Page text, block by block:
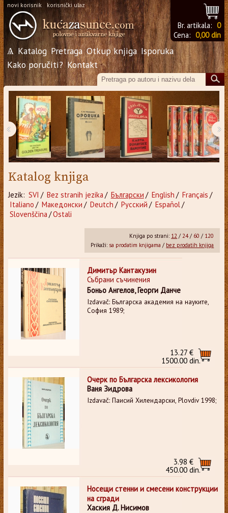
novi korisnik korisnički ulaz
Br. artikala: 0
Cena: 0,00 din
Ѧ Katalog Pretraga Otkup knjiga Isporuka
Kako poručiti? Kontakt
‹ ›
Katalog knjiga
Jezik: SVI / Bez stranih jezika / Български / English / Français /
Italiano / Македонски / Deutch / Русский / Español/
Slovenščina /Ostali
Knjiga po strani: 12 /24/ 60 / 120
Prikaži: sa prodatim knjigama / bez prodatih knjiga
Димитьр Кантакузин
Събрани съчинения
Боньо Ангелов, Георги Данче
Izdavač: Българска академия на науките,
София 1989;
13.27 €
1500.00 din.
Очерк по Българска лексикология
Ваня Зидрова
Izdavač: Паисий Хилендарски, Plovdiv 1998;
3.98 €
450.00 din.
Носещи стенни и смесени конструкции
на сгради
Хаския Д. Нисимов